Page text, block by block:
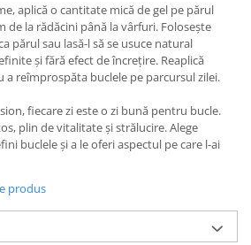
aplică o cantitate mică de gel pe părul
la rădăcini până la vârfuri. Folosește
părul sau lasă-l să se usuce natural
și fără efect de încrețire. Reaplică
reîmprospăta buclele pe parcursul zilei.
fiecare zi este o zi bună pentru bucle.
plin de vitalitate și strălucire. Alege
buclele și a le oferi aspectul pe care l-ai
produs